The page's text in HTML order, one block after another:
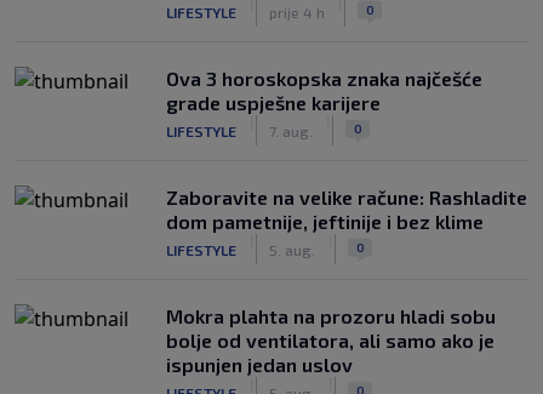
LIFESTYLE prije 4 h 0
Ova 3 horoskopska znaka najčešće
grade uspješne karijere
LIFESTYLE 7. aug. 0
Zaboravite na velike račune: Rashladite
dom pametnije, jeftinije i bez klime
LIFESTYLE 5. aug. 0
Mokra plahta na prozoru hladi sobu
bolje od ventilatora, ali samo ako je
ispunjen jedan uslov
0